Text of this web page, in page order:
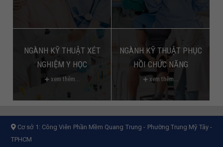
NGÀNH KỸ THUẬT XÉT
NGHIỆM Y HỌC
xem thêm...
NGÀNH KỸ THUẬT PHỤC
HỒI CHỨC NĂNG
xem thêm...
Cơ sở 1: Công Viên Phần Mềm Quang Trung - Phường Trung Mỹ Tây -
TPHCM